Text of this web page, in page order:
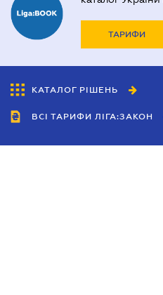
ТАРИФИ
КАТАЛОГ РІШЕНЬ
ВСІ ТАРИФИ ЛІГА:ЗАКОН